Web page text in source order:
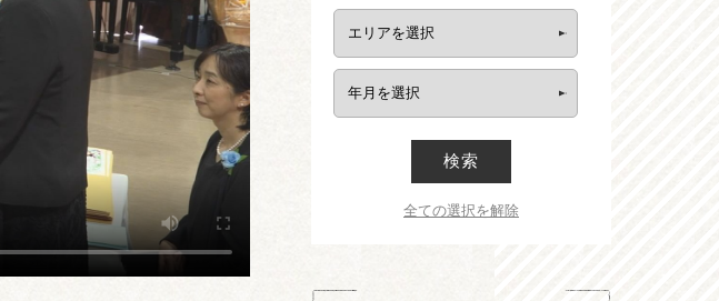
検索
全ての選択を解除